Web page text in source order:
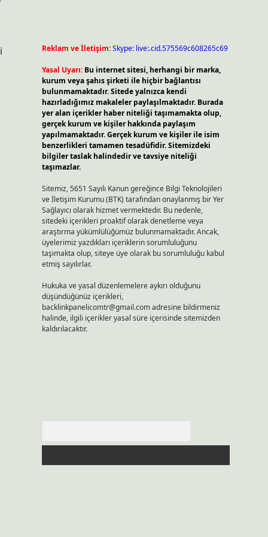
Reklam ve İletişim:Skype: live:.cid.575569c608265c69
Yasal Uyarı: Bu internet sitesi, herhangi bir marka,
kurum veya şahıs şirketi ile hiçbir bağlantısı
bulunmamaktadır. Sitede yalnızca kendi
hazırladığımız makaleler paylaşılmaktadır. Burada
yer alan içerikler haber niteliği taşımamakta olup,
gerçek kurum ve kişiler hakkında paylaşım
yapılmamaktadır. Gerçek kurum ve kişiler ile isim
benzerlikleri tamamen tesadüfidir. Sitemizdeki
bilgiler taslak halindedir ve tavsiye niteliği
taşımazlar.
Sitemiz, 5651 Sayılı Kanun gereğince Bilgi Teknolojileri
ve İletişim Kurumu (BTK) tarafından onaylanmış bir Yer
Sağlayıcı olarak hizmet vermektedir. Bu nedenle,
sitedeki içerikleri proaktif olarak denetleme veya
araştırma yükümlülüğümüz bulunmamaktadır. Ancak,
üyelerimiz yazdıkları içeriklerin sorumluluğunu
taşımakta olup, siteye üye olarak bu sorumluluğu kabul
etmiş sayılırlar.
Hukuka ve yasal düzenlemelere aykırı olduğunu
düşündüğünüz içerikleri,
backlinkpanelicomtr@gmail.comadresine bildirmeniz
halinde, ilgili içerikler yasal süre içerisinde sitemizden
kaldırılacaktır.